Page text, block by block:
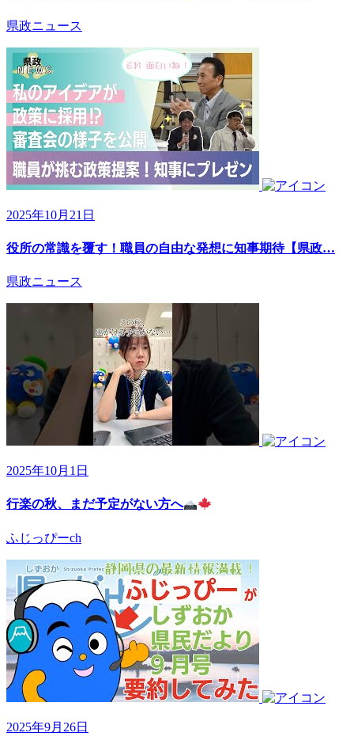
県政ニュース
2025年10月21日
役所の常識を覆す！職員の自由な発想に知事期待【県政…
県政ニュース
2025年10月1日
行楽の秋、まだ予定がない方へ
ふじっぴーch
2025年9月26日